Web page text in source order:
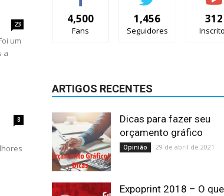
23
um
a
8
4,500
Fans
1,456
Seguidores
312
ARTIGOS RECENTES
Dicas para fazer seu
orçamento gráfico
Opinião 29 de abril de 2021
Expoprint 2018 – O que